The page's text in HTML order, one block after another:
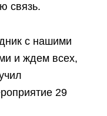
связь.
с нашими
и ждем всех,
29